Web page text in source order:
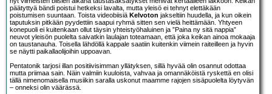
päätyttyä bändi poistui hetkeksi lavalta, mutta yleisö ei tehnyt elettäkään
poistumisen suuntaan. Toista videobiisiä Kelvoton jakseltiin huudella, ja kun oikein
taputuksin pitkään pyydettiin saapui ryhmä sitten sen vielä heittämään. Yhtyeen
konepuoli ei kuitenkaan ollut täysin yhteistyöhaluinen ja ”Paina ny sitä nappia”
neuvot yleisön puolelta saivatkin laulajan toteamaan, että joka keikan ainoa mokaaja
on taustanauha. Toisella lähdöllä kappale saatiin kuitenkin viimein raiteilleen ja hyvin
se näytti paikallaolijoihin uppoavan.
Pentatonik tarjosi illan positiivisimman yllätyksen, sillä hyvää olin osannut odottaa
mutta priimaa sain. Näin valmiin kuuloista, vahvaa ja omannäköistä ryskettä en olisi
tällä nimenomaisella musiikin saralla uskonut maamme rajojen sisäpuolelta löytyvän
– onneksi olin väärässä.